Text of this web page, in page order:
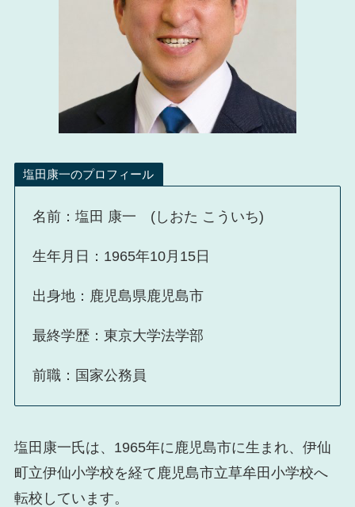
塩田康一のプロフィール
名前：塩田 康一 (しおた こういち)
生年月日：1965年10月15日
出身地：鹿児島県鹿児島市
最終学歴：東京大学法学部
前職：国家公務員
塩田康一氏は、1965年に鹿児島市に生まれ、伊仙
町立伊仙小学校を経て鹿児島市立草牟田小学校へ
転校しています。